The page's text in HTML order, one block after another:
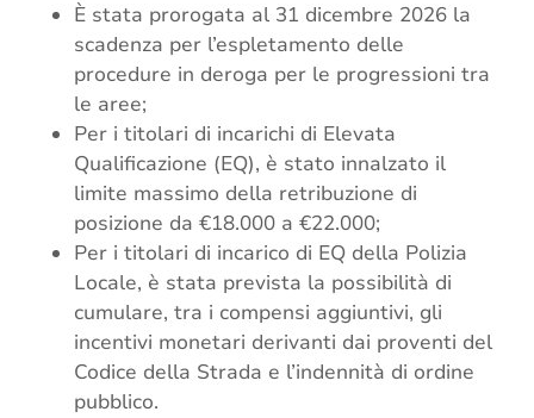
È stata prorogata al 31 dicembre 2026 la
scadenza per l’espletamento delle
procedure in deroga per le progressioni tra
le aree;
Per i titolari di incarichi di Elevata
Qualificazione (EQ), è stato innalzato il
limite massimo della retribuzione di
posizione da €18.000 a €22.000;
Per i titolari di incarico di EQ della Polizia
Locale, è stata prevista la possibilità di
cumulare, tra i compensi aggiuntivi, gli
incentivi monetari derivanti dai proventi del
Codice della Strada e l’indennità di ordine
pubblico.